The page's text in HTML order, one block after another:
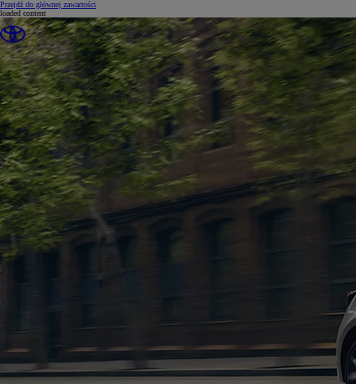
Przejdź do głównej zawartości
loaded content